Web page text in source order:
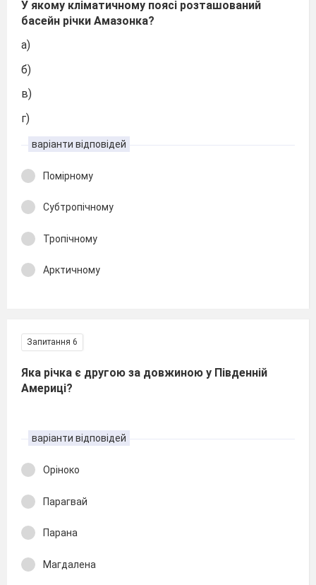
У якому кліматичному поясі розташований
басейн річки Амазонка?
а)
б)
в)
г)
варіанти відповідей
Помірному
Субтропічному
Тропічному
Арктичному
Запитання 6
Яка річка є другою за довжиною у Південній
Америці?
варіанти відповідей
Оріноко
Парагвай
Парана
Магдалена